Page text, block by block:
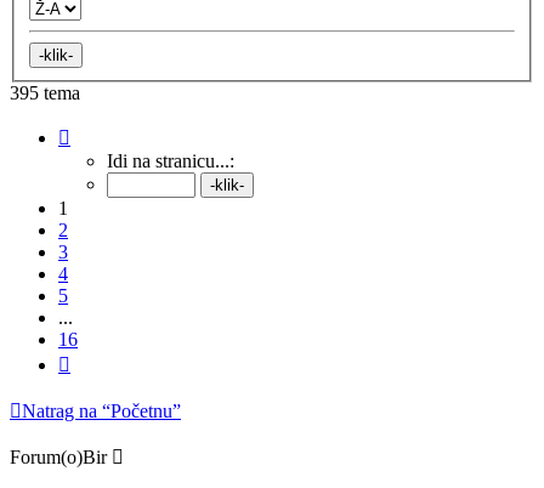
395 tema
16 .Idi na stranicu...:
1
2
3
4
5
...
16
Natrag na “Početnu”
Forum(o)Bir